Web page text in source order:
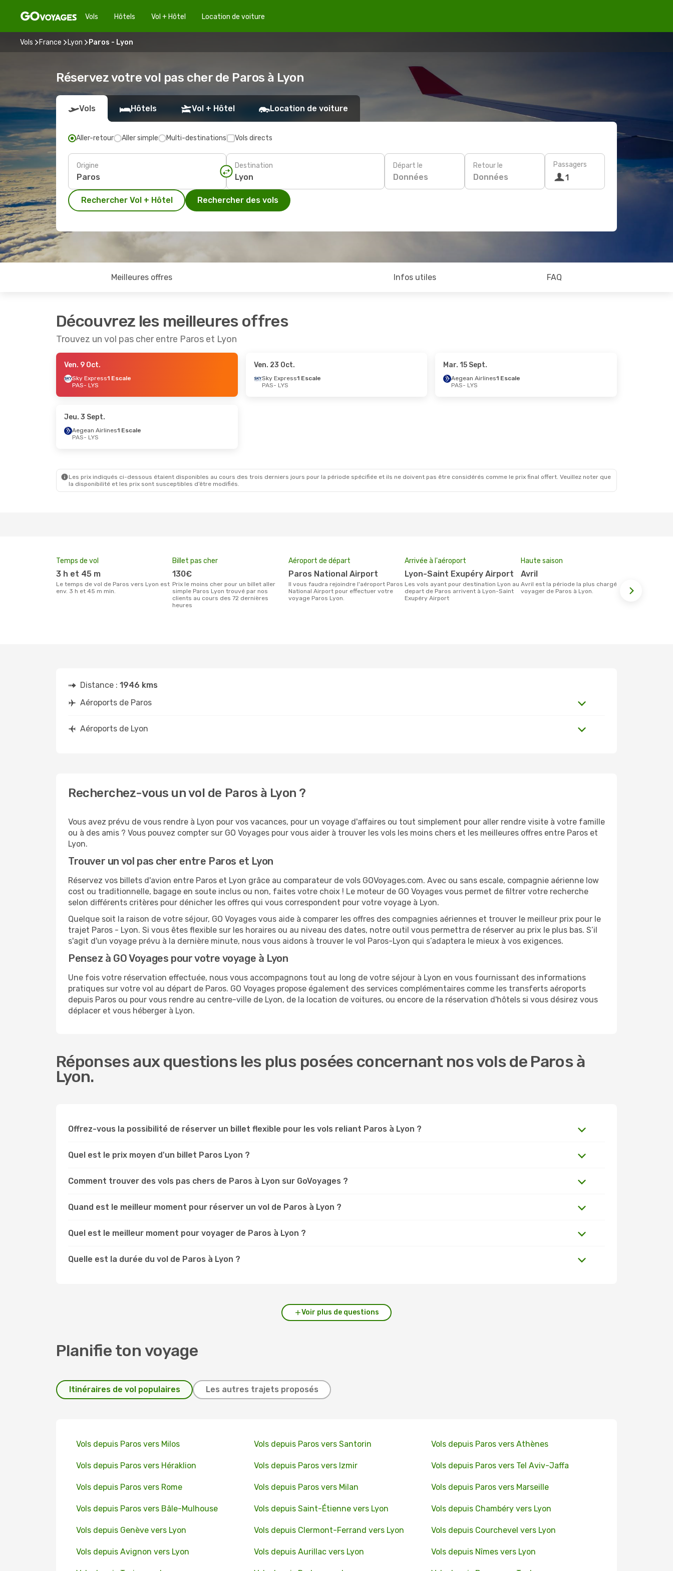
Vols Hôtels Vol + Hôtel Location de voiture
Vols France Lyon Paros - Lyon
Réservez votre vol pas cher de Paros à Lyon
Vols Hôtels Vol + Hôtel Location de voiture
Aller-retour Aller simple Multi-destinations Vols directs
Origine Destination Départ le
Données
Retour le
Données
Passagers
1
Rechercher Vol + Hôtel Rechercher des vols
Meilleures offres Infos utiles FAQ
Découvrez les meilleures offres
Trouvez un vol pas cher entre Paros et Lyon
Ven. 9 Oct.
Sky Express1 Escale
PAS- LYS
Ven. 23 Oct.
Sky Express1 Escale
PAS- LYS
Mar. 15 Sept.
Aegean Airlines1 Escale
PAS- LYS
Jeu. 3 Sept.
Aegean Airlines1 Escale
PAS- LYS
Les prix indiqués ci-dessous étaient disponibles au cours des trois derniers jours pour la période spécifiée et ils ne doivent pas être considérés comme le prix final offert. Veuillez noter que
la disponibilité et les prix sont susceptibles d’être modifiés.
Temps de vol
3 h et 45 m
Le temps de vol de Paros vers Lyon est
env. 3 h et 45 m min.
Billet pas cher
130€
Prix le moins cher pour un billet aller
simple Paros Lyon trouvé par nos
clients au cours des 72 dernières
heures
Aéroport de départ
Paros National Airport
Il vous faudra rejoindre l'aéroport Paros
National Airport pour effectuer votre
voyage Paros Lyon.
Arrivée à l'aéroport
Lyon-Saint Exupéry Airport
Les vols ayant pour destination Lyon au
depart de Paros arrivent à Lyon-Saint
Exupéry Airport
Haute saison
avril
avril est la période la plus chargée pour
voyager de Paros à Lyon.
Distance : 1946 kms
Aéroports de Paros
Aéroports de Lyon
Recherchez-vous un vol de Paros à Lyon ?
Vous avez prévu de vous rendre à Lyon pour vos vacances, pour un voyage d'affaires ou tout simplement pour aller rendre visite à votre famille
ou à des amis ? Vous pouvez compter sur GO Voyages pour vous aider à trouver les vols les moins chers et les meilleures offres entre Paros et
Lyon.
Trouver un vol pas cher entre Paros et Lyon
Réservez vos billets d'avion entre Paros et Lyon grâce au comparateur de vols GOVoyages.com. Avec ou sans escale, compagnie aérienne low
cost ou traditionnelle, bagage en soute inclus ou non, faites votre choix ! Le moteur de GO Voyages vous permet de filtrer votre recherche
selon différents critères pour dénicher les offres qui vous correspondent pour votre voyage à Lyon.
Quelque soit la raison de votre séjour, GO Voyages vous aide à comparer les offres des compagnies aériennes et trouver le meilleur prix pour le
trajet Paros - Lyon. Si vous êtes flexible sur les horaires ou au niveau des dates, notre outil vous permettra de réserver au prix le plus bas. S’il
s'agit d'un voyage prévu à la dernière minute, nous vous aidons à trouver le vol Paros-Lyon qui s’adaptera le mieux à vos exigences.
Pensez à GO Voyages pour votre voyage à Lyon
Une fois votre réservation effectuée, nous vous accompagnons tout au long de votre séjour à Lyon en vous fournissant des informations
pratiques sur votre vol au départ de Paros. GO Voyages propose également des services complémentaires comme les transferts aéroports
depuis Paros ou pour vous rendre au centre-ville de Lyon, de la location de voitures, ou encore de la réservation d'hôtels si vous désirez vous
déplacer et vous héberger à Lyon.
Réponses aux questions les plus posées concernant nos vols de Paros à
Lyon.
Offrez-vous la possibilité de réserver un billet flexible pour les vols reliant Paros à Lyon ?
Quel est le prix moyen d'un billet Paros Lyon ?
Comment trouver des vols pas chers de Paros à Lyon sur GoVoyages ?
Quand est le meilleur moment pour réserver un vol de Paros à Lyon ?
Quel est le meilleur moment pour voyager de Paros à Lyon ?
Quelle est la durée du vol de Paros à Lyon ?
Voir plus de questions
Planifie ton voyage
Itinéraires de vol populaires Les autres trajets proposés
Vols depuis Paros vers Milos Vols depuis Paros vers Santorin Vols depuis Paros vers Athènes
Vols depuis Paros vers Héraklion Vols depuis Paros vers Izmir Vols depuis Paros vers Tel Aviv-Jaffa
Vols depuis Paros vers Rome Vols depuis Paros vers Milan Vols depuis Paros vers Marseille
Vols depuis Paros vers Bâle-Mulhouse Vols depuis Saint-Étienne vers Lyon Vols depuis Chambéry vers Lyon
Vols depuis Genève vers Lyon Vols depuis Clermont-Ferrand vers Lyon Vols depuis Courchevel vers Lyon
Vols depuis Avignon vers Lyon Vols depuis Aurillac vers Lyon Vols depuis Nîmes vers Lyon